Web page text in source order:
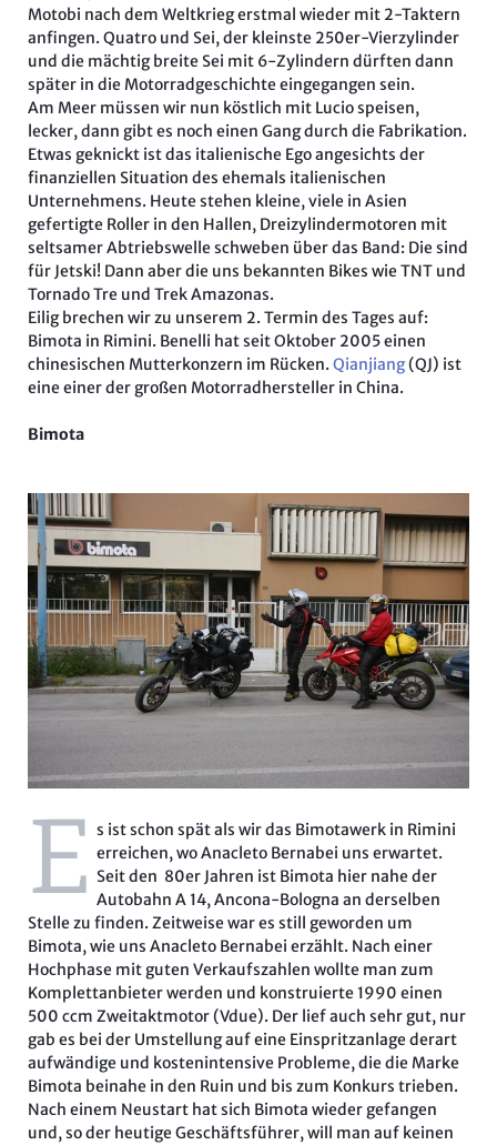
Motobi nach dem Weltkrieg erstmal wieder mit 2-Taktern
anfingen. Quatro und Sei, der kleinste 250er-Vierzylinder
und die mächtig breite Sei mit 6-Zylindern dürften dann
später in die Motorradgeschichte eingegangen sein.
Am Meer müssen wir nun köstlich mit Lucio speisen,
lecker, dann gibt es noch einen Gang durch die Fabrikation.
Etwas geknickt ist das italienische Ego angesichts der
finanziellen Situation des ehemals italienischen
Unternehmens. Heute stehen kleine, viele in Asien
gefertigte Roller in den Hallen, Dreizylindermotoren mit
seltsamer Abtriebswelle schweben über das Band: Die sind
für Jetski! Dann aber die uns bekannten Bikes wie TNT und
Tornado Tre und Trek Amazonas.
Eilig brechen wir zu unserem 2. Termin des Tages auf:
Bimota in Rimini. Benelli hat seit Oktober 2005 einen
chinesischen Mutterkonzern im Rücken. Qianjiang(QJ) ist
eine einer der großen Motorradhersteller in China.
Bimota
E s ist schon spät als wirdas Bimotawerk in Rimini
erreichen, wo Anacleto Bernabei uns erwartet.
Seit den 80er Jahren ist Bimota hier nahe der
Autobahn A 14, Ancona-Bologna an derselben
Stelle zu finden. Zeitweise war es still geworden um
Bimota, wie uns Anacleto Bernabei erzählt. Nach einer
Hochphase mit guten Verkaufszahlen wollte man zum
Komplettanbieter werden und konstruierte 1990 einen
500 ccm Zweitaktmotor (Vdue). Der lief auch sehr gut, nur
gab es bei der Umstellung auf eine Einspritzanlage derart
aufwändige und kostenintensive Probleme, die die Marke
Bimota beinahe in den Ruin und bis zum Konkurs trieben.
Nach einem Neustart hat sich Bimota wieder gefangen
und, so der heutige Geschäftsführer, will man auf keinen